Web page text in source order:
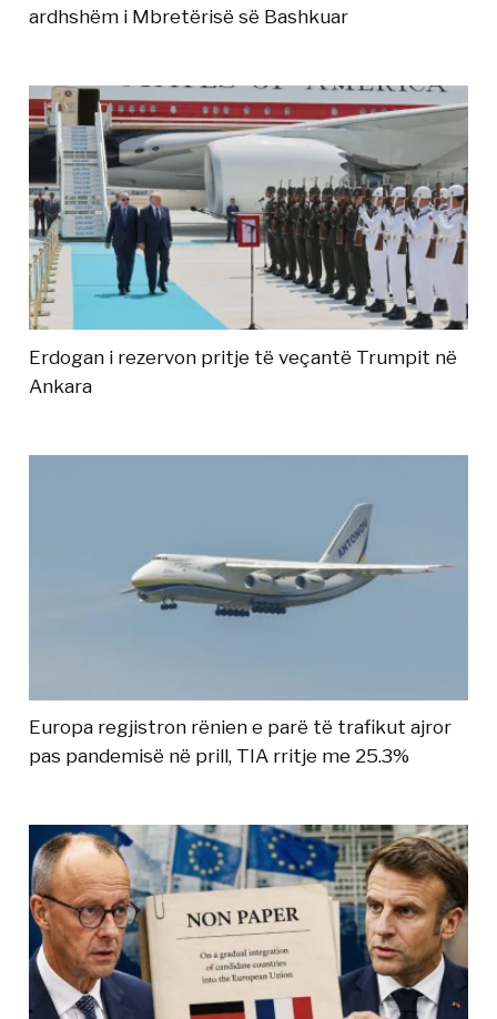
ardhshëm i Mbretërisë së Bashkuar
Erdogan i rezervon pritje të veçantë Trumpit në
Ankara
Europa regjistron rënien e parë të trafikut ajror
pas pandemisë në prill, TIA rritje me 25.3%